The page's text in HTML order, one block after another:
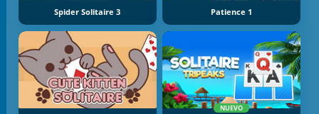
Spider Solitaire 3 Patience 1
NUEVO